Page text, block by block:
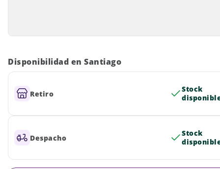
Disponibilidad en Santiago
Retiro
Stock
Despacho
Stock